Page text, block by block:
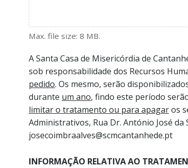
Max. file size: 8 MB.
A Santa Casa de Misericórdia de
sob responsabilidade dos Recursos
pedido. Os mesmo, serão
durante um ano, findo este período
limitar o tratamento ou para apagaros
Administrativos, Rua Dr. António José
josecoimbraalves@scmcantanhede.pt
INFORMAÇÃO RELATIVA AO